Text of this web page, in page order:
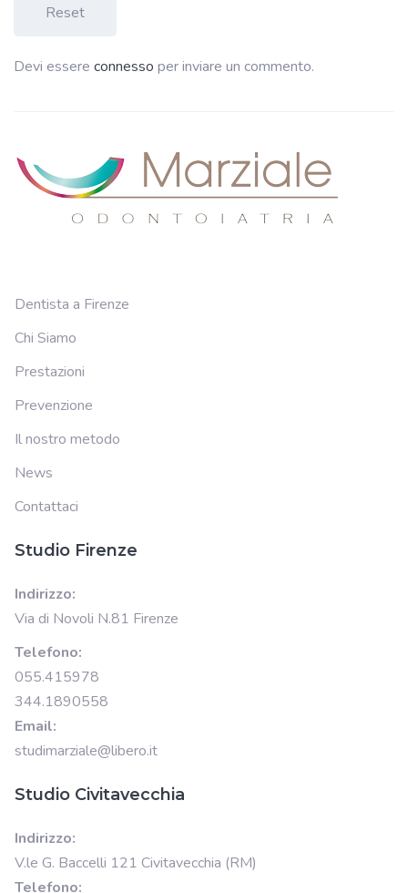
Reset
Devi essere connesso per inviare un commento.
Dentista a Firenze
Chi Siamo
Prestazioni
Prevenzione
Il nostro metodo
News
Contattaci
Studio Firenze
Indirizzo:
Via di Novoli N.81 Firenze
Telefono:
055.415978
344.1890558
Email:
studimarziale@libero.it
Studio Civitavecchia
Indirizzo:
V.le G. Baccelli 121 Civitavecchia (RM)
Telefono: